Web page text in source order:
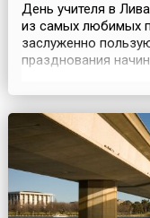
День учителя в
из самых любимых
заслуженно
празднования
Профессия учителя
самая добрая и
призван